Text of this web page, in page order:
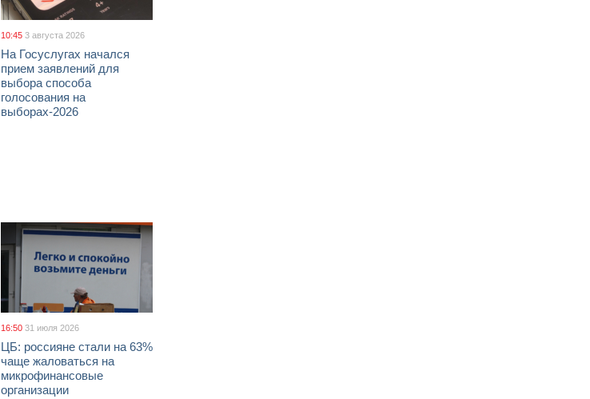
10:45 3 августа 2026
На Госуслугах начался
прием заявлений для
выбора способа
голосования на
выборах-2026
16:50 31 июля 2026
ЦБ: россияне стали на 63%
чаще жаловаться на
микрофинансовые
организации